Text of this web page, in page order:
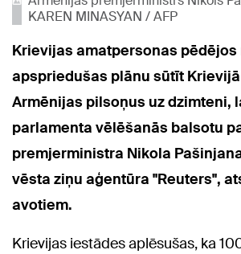
KAREN MINASYAN / AFP
Krievijas amatpersonas pēdējos
apspriedušas plānu sūtīt
Armēnijas pilsoņus uz dzimteni,
parlamenta vēlēšanās balsotu
premjerministra Nikola
vēsta ziņu aģentūra "Reuters",
avotiem.
Krievijas iestādes aplēsušas, ka